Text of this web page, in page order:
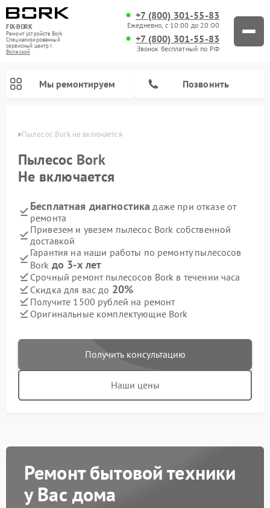
FIX-BORK
Ремонт устройств Bork
Специализированный
cервисный центр г.
Волжский
+7 (800) 301-55-83
Ежедневно, с 10:00 до 20:00
+7 (800) 301-55-83
Звонок бесплатный по РФ
Мы ремонтируем Позвонить
Пылесос Bork не включается
Пылесос Bork
Не включается
Бесплатная диагностика даже при отказе от
ремонта
Привезем и увезем пылесос Bork собственной
доставкой
Гарантия на наши работы по ремонту пылесосов
Bork до 3-х лет
Срочный ремонт пылесосов Bork в течении часа
Скидка для вас до 20%
Получите 1500 рублей на ремонт
Оригинальные комплектующие Bork
Получить консультацию
Наши цены
Ремонт бытовой техники
у Вас дома